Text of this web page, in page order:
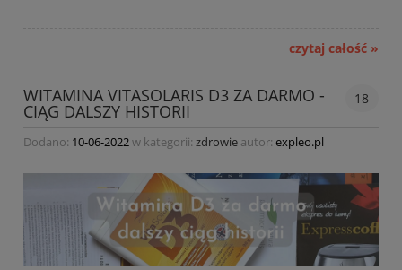
czytaj całość »
WITAMINA VITASOLARIS D3 ZA DARMO -
CIĄG DALSZY HISTORII
18
Dodano: 10-06-2022w kategorii: zdrowie autor: expleo.pl